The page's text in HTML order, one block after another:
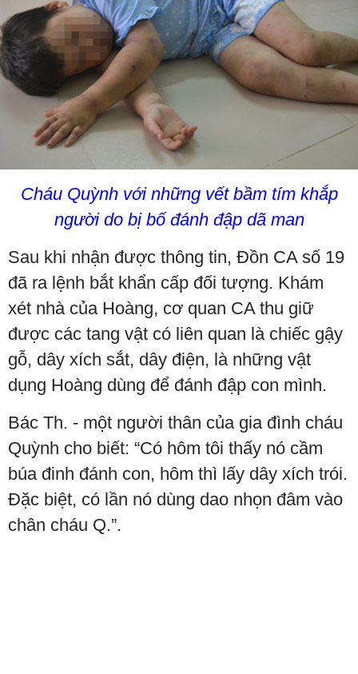
Cháu Quỳnh với những vết bầm tím khắp
người do bị bố đánh đập dã man
Sau khi nhận được thông tin, Đồn CA số 19
đã ra lệnh bắt khẩn cấp đối tượng. Khám
xét nhà của Hoàng, cơ quan CA thu giữ
được các tang vật có liên quan là chiếc gậy
gỗ, dây xích sắt, dây điện, là những vật
dụng Hoàng dùng để đánh đập con mình.
Bác Th. - một người thân của gia đình cháu
Quỳnh cho biết: “Có hôm tôi thấy nó cầm
búa đinh đánh con, hôm thì lấy dây xích trói.
Đặc biệt, có lần nó dùng dao nhọn đâm vào
chân cháu Q.”.